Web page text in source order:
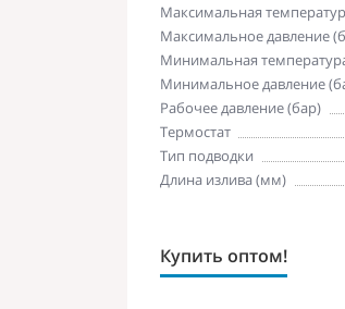
Максимальная
Максимальное давление
Минимальная
Минимальное давление
Рабочее давление (бар)
Термостат
Тип подводки
Длина излива (мм)
Купить оптом!